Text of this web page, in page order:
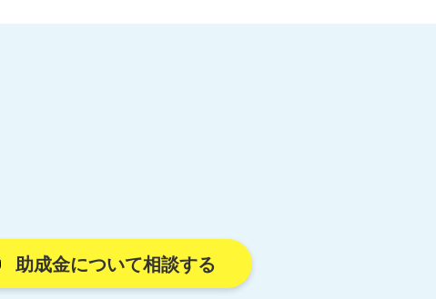
助成金について相談する